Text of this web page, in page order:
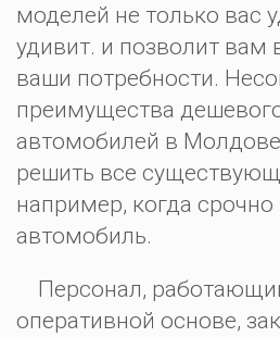
моделей не только вас
удивит. и позволит вам
ваши потребности.
преимущества
автомобилей в
решить все
например, когда
автомобиль.
Персонал,
оперативной основе,